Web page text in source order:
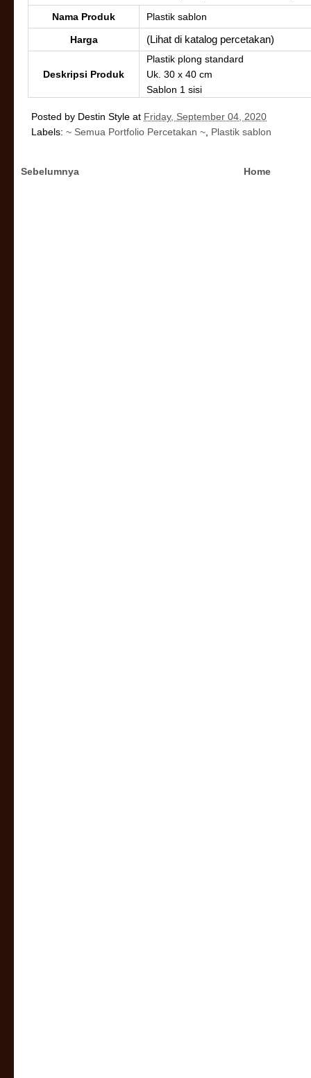
Nama Produk Plastik sablon
Harga (Lihat di katalog percetakan)
Deskripsi Produk
Plastik plong standard
Uk. 30 x 40 cm
Sablon 1 sisi
Posted by Destin Style at Friday, September 04, 2020
Labels: ~ Semua Portfolio Percetakan ~ Plastik sablon
Sebelumnya Home